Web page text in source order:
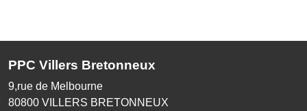
PPC Villers Bretonneux
9,rue de Melbourne
80800 VILLERS BRETONNEUX